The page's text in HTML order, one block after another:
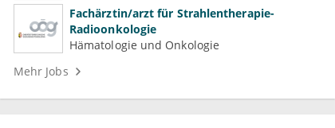
Fachärztin/arzt für Strahlentherapie-
Radioonkologie
Hämatologie und Onkologie
Mehr Jobs